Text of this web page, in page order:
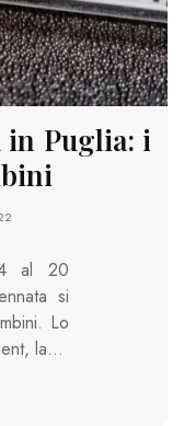
in Puglia: i
al 20
si
Lo
la…